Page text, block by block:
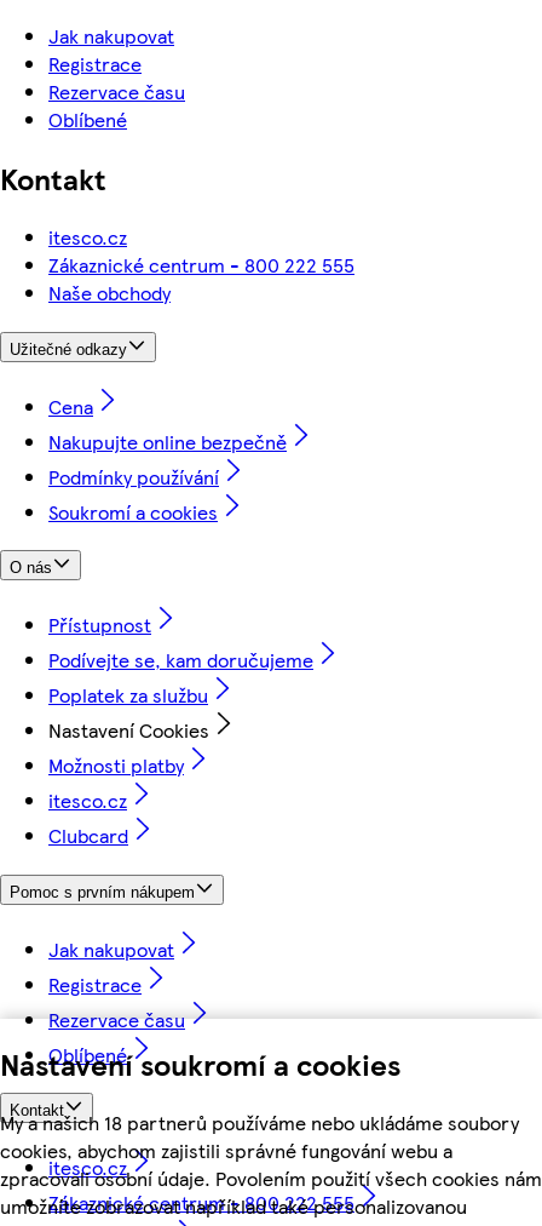
Nastavení soukromí a cookies
My a našich 18 partnerů používáme nebo ukládáme soubory
cookies, abychom zajistili správné fungování webu a
zpracovali osobní údaje. Povolením použití všech cookies nám
umožníte zobrazovat například také personalizovanou
Jak nakupovat
Registrace
Rezervace času
Oblíbené
Kontakt
itesco.cz
Zákaznické centrum - 800 222 555
Naše obchody
Užitečné odkazy
Cena
Nakupujte online bezpečně
Podmínky používání
Soukromí a cookies
O nás
Přístupnost
Podívejte se, kam doručujeme
Poplatek za službu
Nastavení Cookies
Možnosti platby
itesco.cz
Clubcard
Pomoc s prvním nákupem
Jak nakupovat
Registrace
Rezervace času
Oblíbené
Kontakt
itesco.cz
Zákaznické centrum - 800 222 555